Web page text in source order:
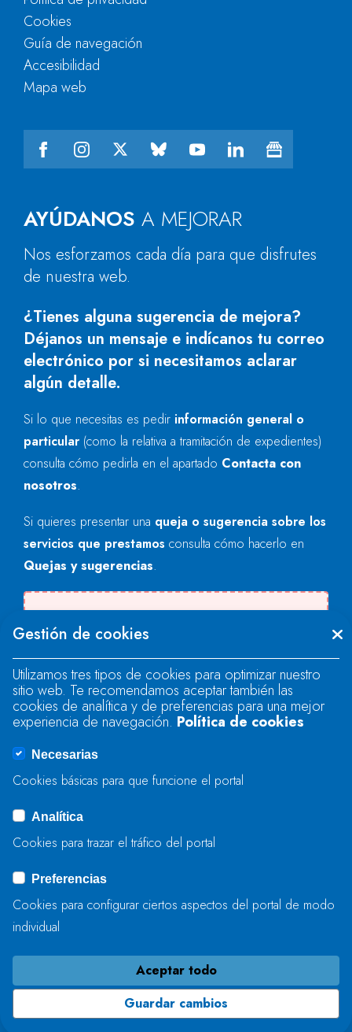
AYÚDANOS A MEJORAR
Nos esforzamos cada día para que disfrutes
de nuestra web.
¿Tienes alguna sugerencia de mejora?
Déjanos un mensaje e indícanos tu correo
electrónico por si necesitamos aclarar
algún detalle.
Si lo que necesitas es pedir información general o
particular (como la relativa a tramitación de expedientes)
consulta cómo pedirla en el apartado Contacta con
nosotros.
Si quieres presentar una queja o sugerencia sobre los
servicios que prestamos consulta cómo hacerlo en
Quejas y sugerencias.
"text".
Se produjo un error al cargar el campo
"text".
Se produjo un error al cargar el campo
ENVIAR
Cookies
Guía de navegación
Accesibilidad
Mapa web
Gestión de cookies
Utilizamos tres tipos de cookies para optimizar nuestro
sitio web. Te recomendamos aceptar también las
cookies de analítica y de preferencias para una mejor
experiencia de navegación. Política de cookies
Necesarias
Cookies básicas para que funcione el portal
Analítica
Cookies para trazar el tráfico del portal
Preferencias
Cookies para configurar ciertos aspectos del portal de modo
individual
Aceptar todo
Guardar cambios